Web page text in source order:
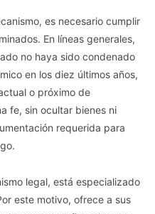
es necesario cumplir
En líneas generales,
no haya sido condenado
en los diez últimos años,
o próximo de
fe, sin ocultar bienes ni
requerida para
legal, está especializado
este motivo, ofrece a sus